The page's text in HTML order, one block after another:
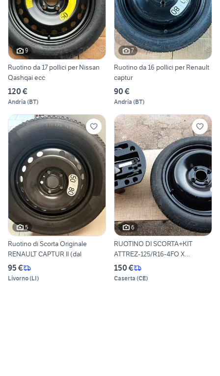
9
Ruotino da 17 pollici per Nissan
Qashqai ecc
120 €
Andria (BT)
7
Ruotino da 16 pollici per Renault
captur
90 €
Andria (BT)
5
Ruotino di Scorta Originale
RENAULT CAPTUR II (dal
95 €
Livorno(LI)
6
RUOTINO DI SCORTA+KIT
ATTREZ-125/R16-4FO X
RENAULT
150 €
Caserta (CE)